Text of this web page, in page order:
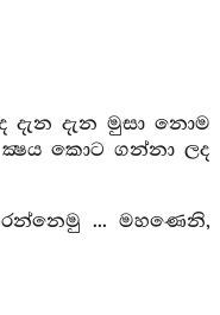
දැන මුසා නොම
කොට ගන්නා ලද
... මහණෙනි,